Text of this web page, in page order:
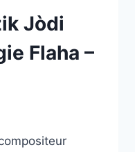
Jòdi
Flaha –